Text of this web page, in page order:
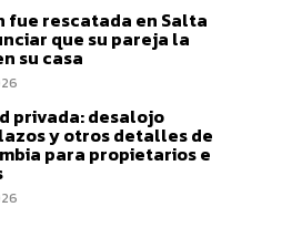
fue rescatada en Salta
que su pareja la
su casa
privada: desalojo
y otros detalles de
para propietarios e